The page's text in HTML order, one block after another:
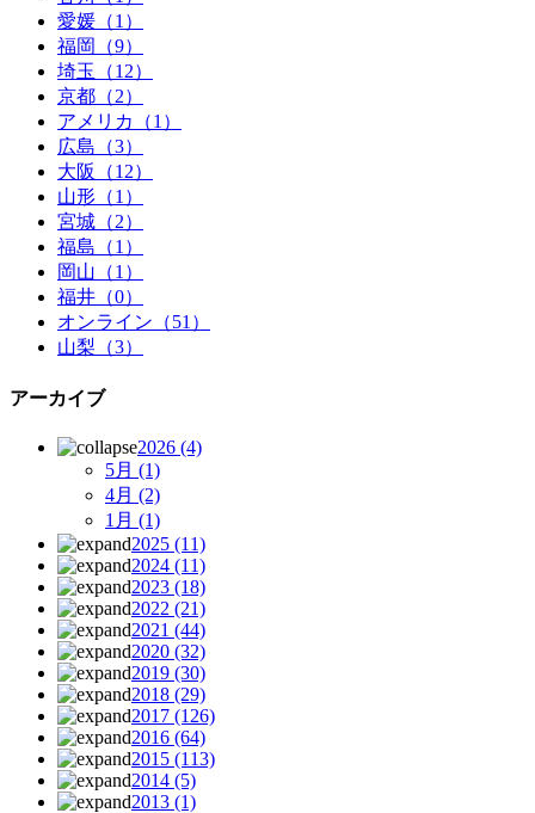
愛媛（1）
福岡（9）
埼玉（12）
京都（2）
アメリカ（1）
広島（3）
大阪（12）
山形（1）
宮城（2）
福島（1）
岡山（1）
福井（0）
オンライン（51）
山梨（3）
アーカイブ
2026 (4)
5月 (1)
4月 (2)
1月 (1)
2025 (11)
2024 (11)
2023 (18)
2022 (21)
2021 (44)
2020 (32)
2019 (30)
2018 (29)
2017 (126)
2016 (64)
2015 (113)
2014 (5)
2013 (1)